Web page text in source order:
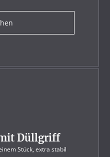
Düllgriff
Stück, extra stabil